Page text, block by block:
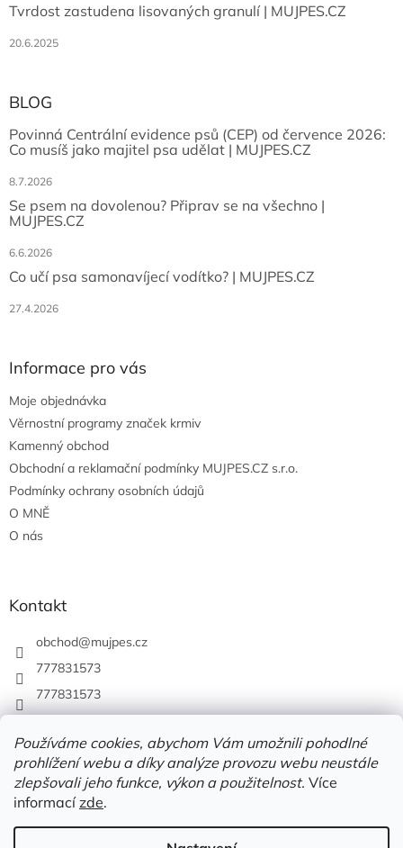
Používáme cookies, abychom Vám umožnili pohodlné
prohlížení webu a díky analýze provozu webu neustále
zlepšovali jeho funkce, výkon a použitelnost. Více
informacízde.
Tvrdost zastudena lisovaných granulí | MUJPES.CZ
20.6.2025
BLOG
Povinná Centrální evidence psů (CEP) od července 2026:
Co musíš jako majitel psa udělat | MUJPES.CZ
8.7.2026
Se psem na dovolenou? Připrav se na všechno |
MUJPES.CZ
6.6.2026
Co učí psa samonavíjecí vodítko? | MUJPES.CZ
27.4.2026
Informace pro vás
Moje objednávka
Věrnostní programy značek krmiv
Kamenný obchod
Obchodní a reklamační podmínky MUJPES.CZ s.r.o.
Podmínky ochrany osobních údajů
O MNĚ
O nás
Kontakt
obchod@mujpes.cz
777831573
777831573